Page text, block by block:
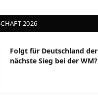
2026
Folgt für Deutschland der
nächste Sieg bei der WM?